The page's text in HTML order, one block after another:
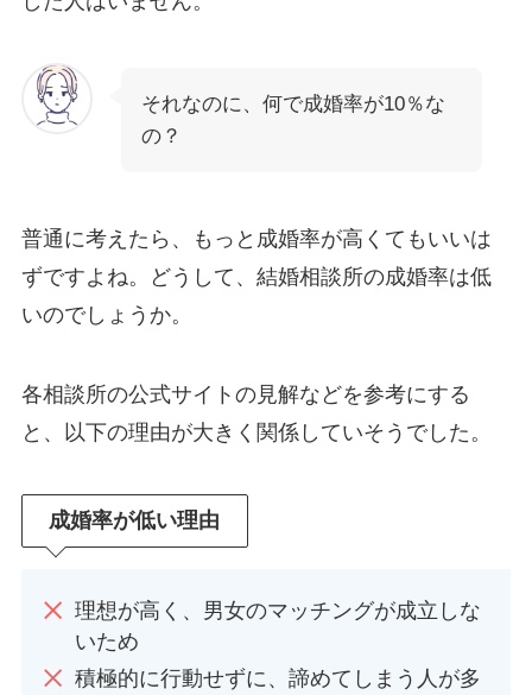
それなのに、何で成婚率が10％な
の？
普通に考えたら、もっと成婚率が高くてもいいは
ずですよね。どうして、結婚相談所の成婚率は低
いのでしょうか。
各相談所の公式サイトの見解などを参考にする
と、以下の理由が大きく関係していそうでした。
成婚率が低い理由
理想が高く、男女のマッチングが成立しな
いため
積極的に行動せずに、諦めてしまう人が多